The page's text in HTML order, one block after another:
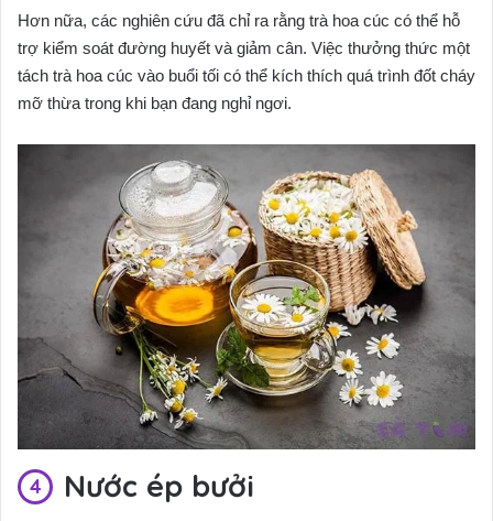
Hơn nữa, các nghiên cứu đã chỉ ra rằng trà hoa cúc có thể hỗ
trợ kiểm soát đường huyết và giảm cân. Việc thưởng thức một
tách trà hoa cúc vào buổi tối có thể kích thích quá trình đốt cháy
mỡ thừa trong khi bạn đang nghỉ ngơi.
Nước ép bưởi